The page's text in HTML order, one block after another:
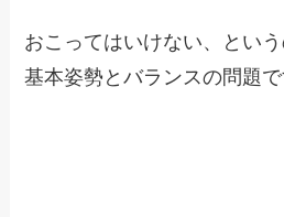
おこってはいけない、という
基本姿勢とバランスの問題で